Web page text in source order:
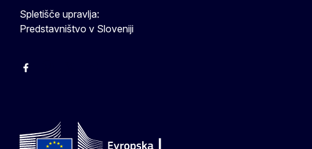
Spletišče upravlja:
Predstavništvo v Sloveniji
Facebook